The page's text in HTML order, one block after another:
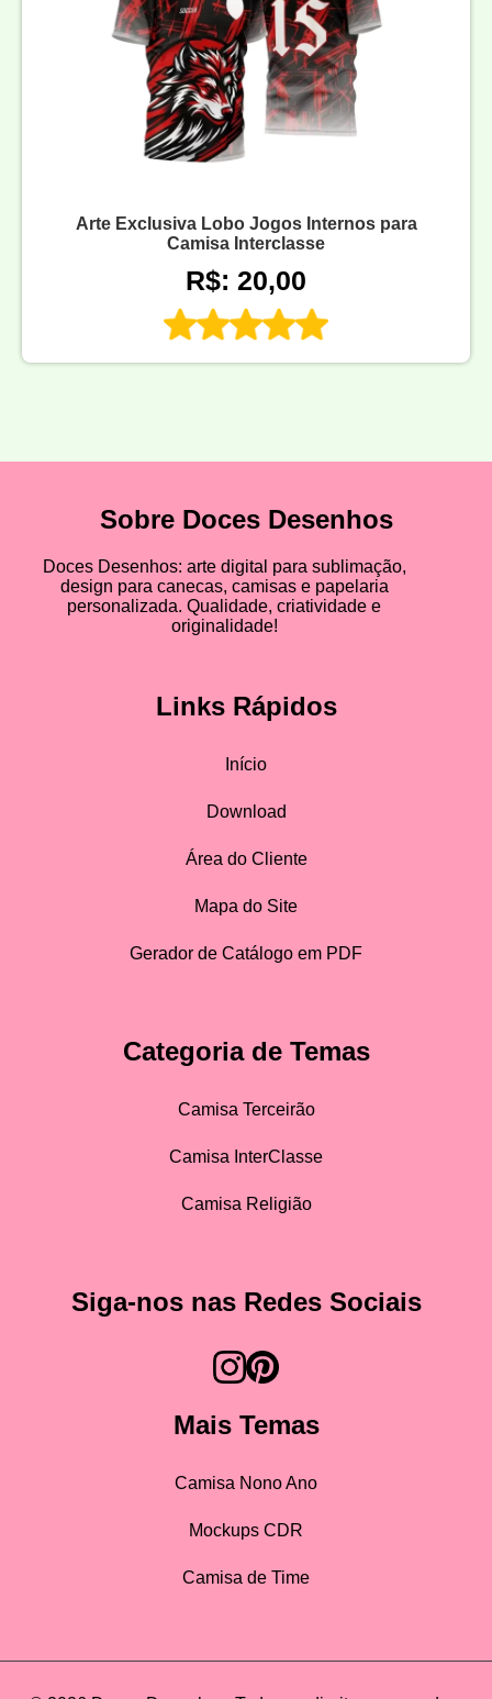
Arte Exclusiva Lobo Jogos Internos para
Camisa Interclasse
R$: 20,00
Sobre Doces Desenhos
Doces Desenhos: arte digital para sublimação,
design para canecas, camisas e papelaria
personalizada. Qualidade, criatividade e
originalidade!
Links Rápidos
Início
Download
Área do Cliente
Mapa do Site
Gerador de Catálogo em PDF
Categoria de Temas
Camisa Terceirão
Camisa InterClasse
Camisa Religião
Siga-nos nas Redes Sociais
Mais Temas
Camisa Nono Ano
Mockups CDR
Camisa de Time